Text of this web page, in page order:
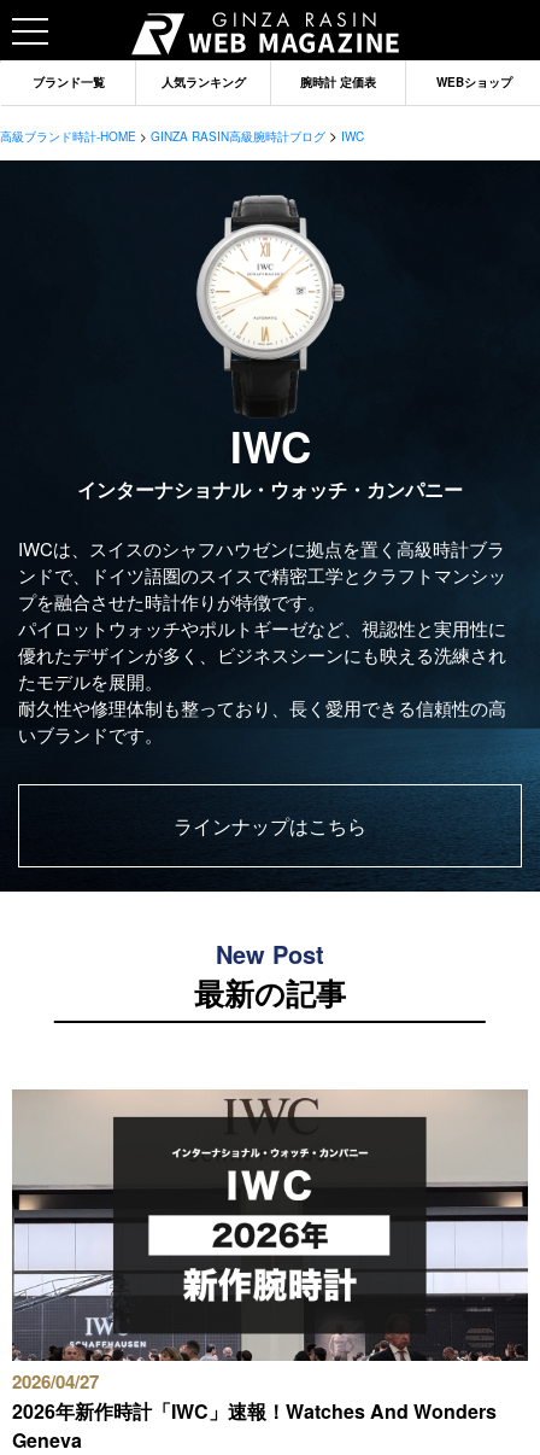
ブランドから記事を探す
オーデマピゲ パテックフィリップ
グランドセイコー
ヴァシュロンコンスタンタ
チューダー
ウブロ
カルティエ ランゲ＆ゾーネ
ブレゲ
新着記事
ブランド別定価表
腕時計入門ガイド
腕時計メンテナンス大全
ブランド一覧 人気ランキング 腕時計 定価表 WEBショップ
高級ブランド時計-HOME > GINZA RASIN高級腕時計ブログ > IWC
IWC
インターナショナル・ウォッチ・カンパニー
IWCは、スイスのシャフハウゼンに拠点を置く高級時計ブラ
ンドで、ドイツ語圏のスイスで精密工学とクラフトマンシッ
プを融合させた時計作りが特徴です。
パイロットウォッチやポルトギーゼなど、視認性と実用性に
優れたデザインが多く、ビジネスシーンにも映える洗練され
たモデルを展開。
耐久性や修理体制も整っており、長く愛用できる信頼性の高
いブランドです。
ラインナップはこちら
New Post
最新の記事
2026/04/27
2026年新作時計「IWC」速報！Watches And Wonders
Geneva